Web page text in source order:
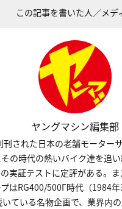
この記事を書いた人／メデ
ヤングマシン編集部
刊された日本の老舗モーター
の時代の熱いバイク達を追
実証テストに定評がある。
はRG400/500Γ時代（1984
ている名物企画で、業界内